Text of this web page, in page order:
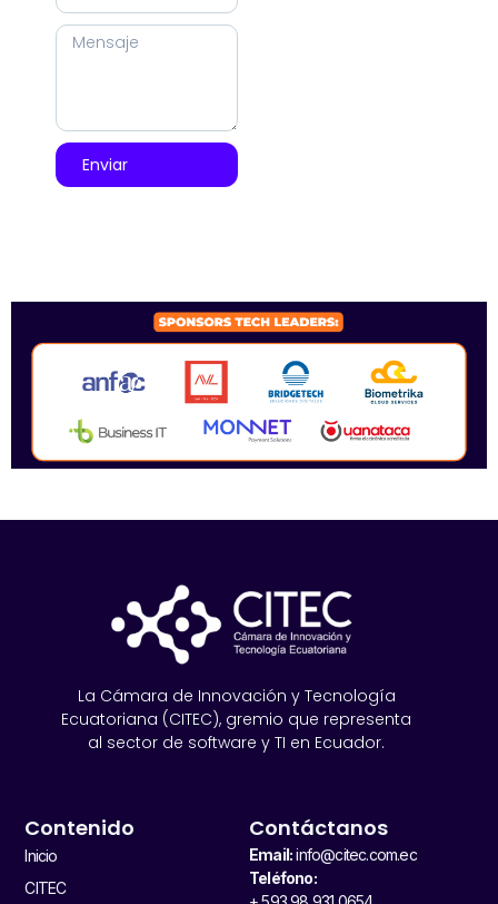
Enviar
La Cámara de Innovación y Tecnología
Ecuatoriana (CITEC), gremio que representa
al sector de software y TI en Ecuador.
Contenido
Inicio
CITEC
Contáctanos
Email:info@citec.com.ec
Teléfono: